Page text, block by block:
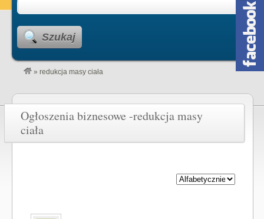
Szukaj
» redukcja masy ciała
Ogłoszenia biznesowe -redukcja masy
ciała